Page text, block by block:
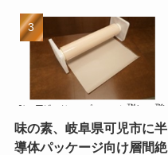
味の素、岐阜県可児市に半
導体パッケージ向け層間絶